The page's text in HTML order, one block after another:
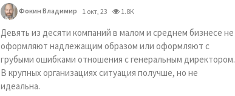
Фокин Владимир 1 окт, 23 1.8K
Девять из десяти компаний в малом и среднем бизнесе не
оформляют надлежащим образом или оформляют с
грубыми ошибками отношения с генеральным директором.
В крупных организациях ситуация получше, но не
идеальна.